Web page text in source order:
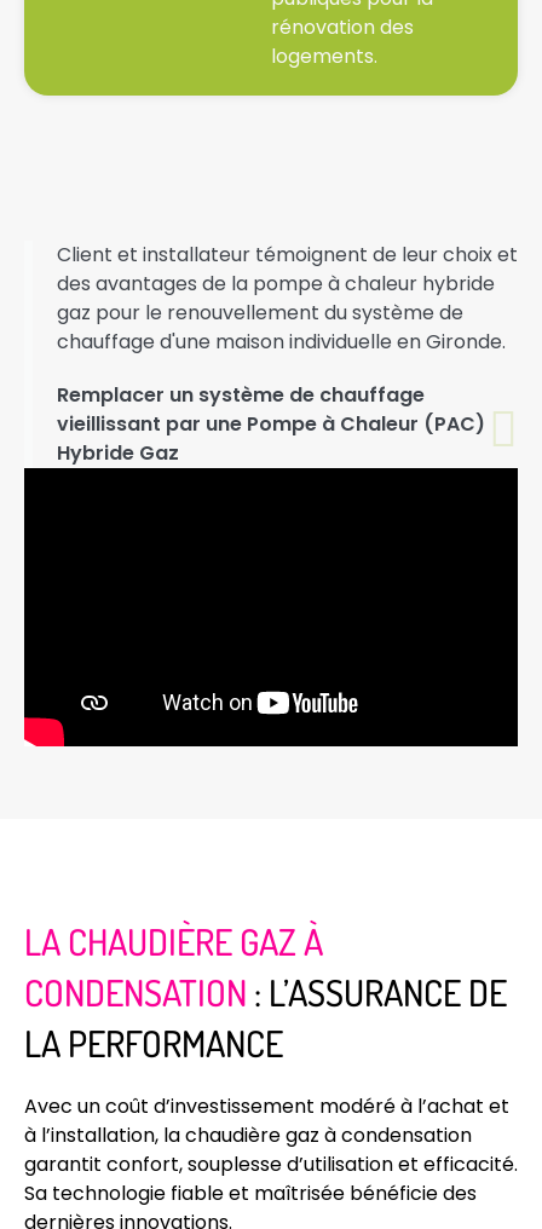
rénovation des
logements.
Client et installateur témoignent de leur choix et
des avantages de la pompe à chaleur hybride
gaz pour le renouvellement du système de
chauffage d'une maison individuelle en Gironde.
Remplacer un système de chauffage
vieillissant par une Pompe à Chaleur (PAC)
Hybride Gaz
LA CHAUDIÈRE GAZ À
CONDENSATION : L’ASSURANCE DE
LA PERFORMANCE
Avec un coût d’investissement modéré à l’achat et
à l’installation, la chaudière gaz à condensation
garantit confort, souplesse d’utilisation et efficacité.
Sa technologie fiable et maîtrisée bénéficie des
dernières innovations.